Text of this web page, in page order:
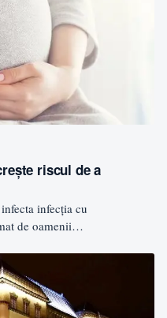
riscul de a
infecția cu
de oamenii…